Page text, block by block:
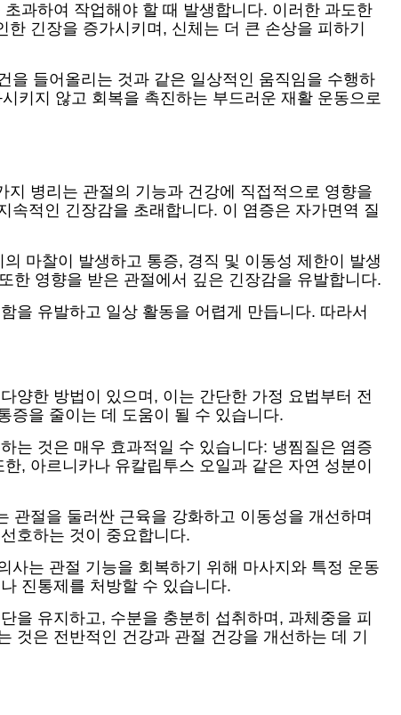
과하여 작업해야 할 때 발생합니다. 이러한 과도한
긴장을 증가시키며, 신체는 더 큰 손상을 피하기
을 들어올리는 것과 같은 일상적인 움직임을 수행하
키지 않고 회복을 촉진하는 부드러운 재활 운동으로
병리는 관절의 기능과 건강에 직접적으로 영향을
적인 긴장감을 초래합니다. 이 염증은 자가면역 질
마찰이 발생하고 통증, 경직 및 이동성 제한이 발생
한 영향을 받은 관절에서 깊은 긴장감을 유발합니다.
을 유발하고 일상 활동을 어렵게 만듭니다. 따라서
양한 방법이 있으며, 이는 간단한 가정 요법부터 전
증을 줄이는 데 도움이 될 수 있습니다.
는 것은 매우 효과적일 수 있습니다: 냉찜질은 염증
, 아르니카나 유칼립투스 오일과 같은 자연 성분이
관절을 둘러싼 근육을 강화하고 이동성을 개선하며
호하는 것이 중요합니다.
사는 관절 기능을 회복하기 위해 마사지와 특정 운동
진통제를 처방할 수 있습니다.
을 유지하고, 수분을 충분히 섭취하며, 과체중을 피
것은 전반적인 건강과 관절 건강을 개선하는 데 기